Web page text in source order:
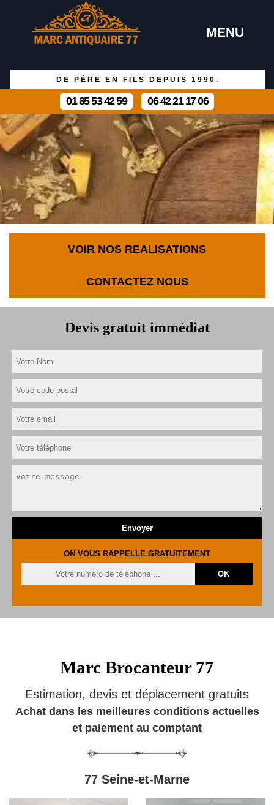
MENU
DE PÈRE EN FILS DEPUIS 1990.
01 85 53 42 59 06 42 21 17 06
VOIR NOS REALISATIONS
CONTACTEZ NOUS
Devis gratuit immédiat
ON VOUS RAPPELLE GRATUITEMENT
Marc Brocanteur 77
Estimation, devis et déplacement gratuits
Achat dans les meilleures conditions actuelles
et paiement au comptant
77 Seine-et-Marne